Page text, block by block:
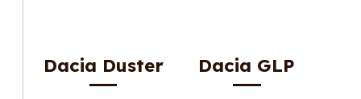
Dacia Duster Dacia GLP